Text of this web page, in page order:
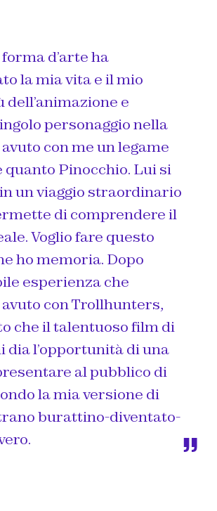
d’arte ha
la mia vita e il mio
dell’animazione e
personaggio nella
con me un legame
quanto Pinocchio. Lui si
un viaggio straordinario
di comprendere il
Voglio fare questo
ho memoria. Dopo
esperienza che
conTrollhunters,
che il talentuoso film di
dia l’opportunità di una
al pubblico di
la mia versione di
burattino-diventato-